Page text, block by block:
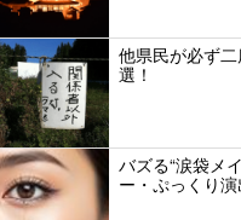
他県民が必ず
選！
バズる“涙袋メ
ー・ぷっくり